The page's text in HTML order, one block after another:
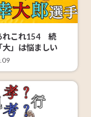
れこれ154 続
大」は悩ましい